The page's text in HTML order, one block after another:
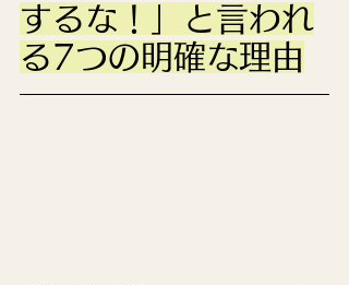
するな！」と言われ
る7つの明確な理由